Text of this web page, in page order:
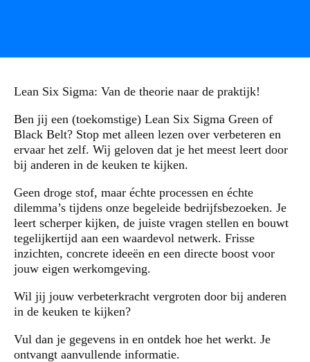
Lean Six Sigma: Van de theorie naar de praktijk!
Ben jij een (toekomstige) Lean Six Sigma Green of
Black Belt? Stop met alleen lezen over verbeteren en
ervaar het zelf. Wij geloven dat je het meest leert door
bij anderen in de keuken te kijken.
Geen droge stof, maar échte processen en échte
dilemma’s tijdens onze begeleide bedrijfsbezoeken. Je
leert scherper kijken, de juiste vragen stellen en bouwt
tegelijkertijd aan een waardevol netwerk. Frisse
inzichten, concrete ideeën en een directe boost voor
jouw eigen werkomgeving.
Wil jij jouw verbeterkracht vergroten door bij anderen
in de keuken te kijken?
Vul dan je gegevens in en ontdek hoe het werkt. Je
ontvangt aanvullende informatie.